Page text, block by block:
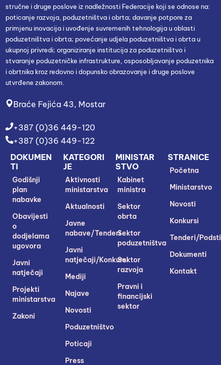
stručne i druge poslove iz nadležnosti Federacije koji se odnose na:
poticanje razvoja, poduzetništva i obrta; davanje potpore za
primjenu inovacija i uvođenje suvremenih tehnologija u oblasti
poduzetništva i obrta; povećanje udjela poduzetništva i obrta u
ukupnoj privredi; organiziranje institucija za poduzetništvo i
stvaranje poduzetničke infrastrukture, osposobljavanje poduzetnika
i obrtnika kroz redovno i dopunsko obrazovanje i druge poslove
utvrđene zakonom.
Braće Fejića 43, Mostar
+387 (0)36 449-120
+387 (0)36 449-122
STRANICE
Početna
Ministarstvo
Novosti
Konkursi
Tenderi/
Dokumenti
Kontakt
MINISTAR
STVO
Kabinet
ministra
Sektor
obrta
Sektor
poduzetništva
Sektor
razvoja
Pravni i
financijski
sektor
KATEGORI
JE
Aktivnosti
ministarstva
Aktualnosti
Javne
nabave/Tenderi
Javni
natječaji/Konkursi
Mediji
Najave
Novosti
Poduzetništvo
Poticaji
Press
DOKUMEN
TI
Godišnji
plan
nabavke
Obavijesti
o
dodjelama
ugovora
Javni
natječaji
Projekti
ministarstva
Zakoni